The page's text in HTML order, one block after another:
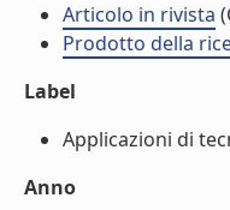
Articolo in rivista
Prodotto della
Label
Applicazioni di
Anno